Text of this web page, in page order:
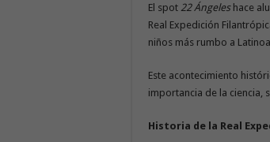
El spot 22 Ángeleshace
Real Expedición
niños más rumbo a
Este acontecimiento
importancia de la ciencia,
Historia de la Real